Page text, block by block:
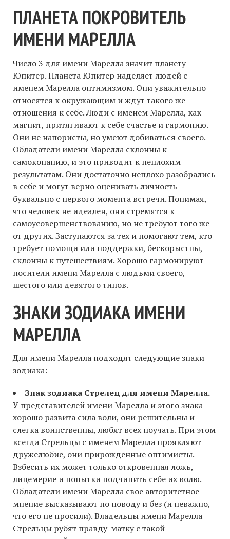
ПЛАНЕТА ПОКРОВИТЕЛЬ
ИМЕНИ МАРЕЛЛА
Число 3 для имени Марелла значит планету
Юпитер. Планета Юпитер наделяет людей с
именем Марелла оптимизмом. Они уважительно
относятся к окружающим и ждут такого же
отношения к себе. Люди с именем Марелла, как
магнит, притягивают к себе счастье и гармонию.
Они не напористы, но умеют добиваться своего.
Обладатели имени Марелла склонны к
самокопанию, и это приводит к неплохим
результатам. Они достаточно неплохо разобрались
в себе и могут верно оценивать личность
буквально с первого момента встречи. Понимая,
что человек не идеален, они стремятся к
самоусовершенствованию, но не требуют того же
от других. Заступаются за тех и помогают тем, кто
требует помощи или поддержки, бескорыстны,
склонны к путешествиям. Хорошо гармонируют
носители имени Марелла с людьми своего,
шестого или девятого типов.
ЗНАКИ ЗОДИАКА ИМЕНИ
МАРЕЛЛА
Для имени Марелла подходят следующие знаки
зодиака:
Знак зодиака Стрелец для имени Марелла.
У представителей имени Марелла и этого знака
хорошо развита сила воли, они решительны и
слегка воинственны, любят всех поучать. При этом
всегда Стрельцы с именем Марелла проявляют
дружелюбие, они прирожденные оптимисты.
Взбесить их может только откровенная ложь,
лицемерие и попытки подчинить себе их волю.
Обладатели имени Марелла свое авторитетное
мнение высказывают по поводу и без (и неважно,
что его не просили). Владельцы имени Марелла
Стрельцы рубят правду-матку с такой